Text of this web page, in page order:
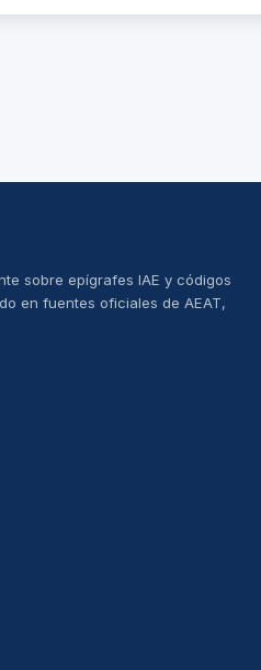
sobre epígrafes IAE y códigos
en fuentes oficiales de AEAT,